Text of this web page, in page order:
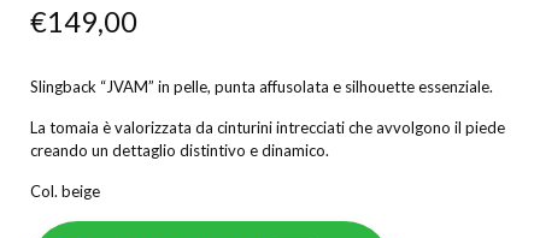
€149,00
Slingback “JVAM” in pelle, punta affusolata e silhouette essenziale.
La tomaia è valorizzata da cinturini intrecciati che avvolgono il piede
creando un dettaglio distintivo e dinamico.
Col. beige